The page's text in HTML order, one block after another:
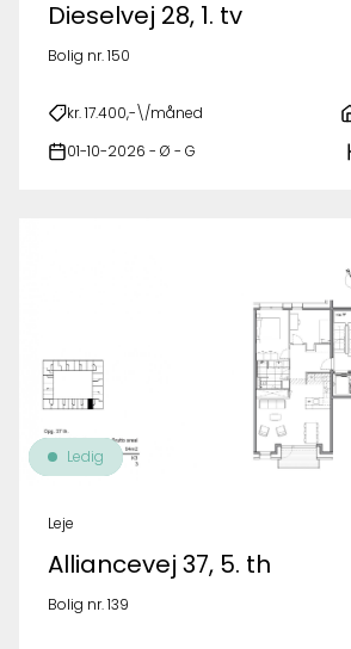
Dieselvej 28, 1. tv
Bolig nr. 150
kr. 17.400,-\/måned
01-10-2026 - Ø - G
Ledig
Leje
Alliancevej 37, 5. th
Bolig nr. 139